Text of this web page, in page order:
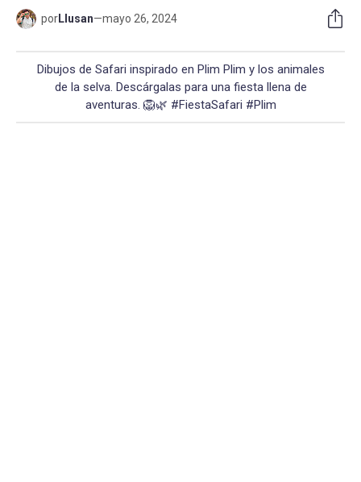
porLlusan—mayo 26, 2024
Dibujos de Safari inspirado en Plim Plim y los animales
de la selva. Descárgalas para una fiesta llena de
aventuras. 🦁🌿 #FiestaSafari #Plim